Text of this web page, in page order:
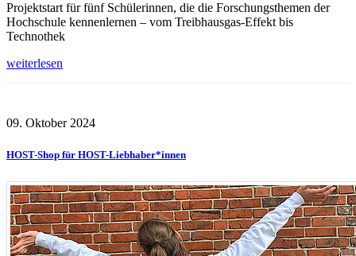
Projektstart für fünf Schülerinnen, die die Forschungsthemen der
Hochschule kennenlernen – vom Treibhausgas-Effekt bis
Technothek
weiterlesen
09. Oktober 2024
HOST-Shop für HOST-Liebhaber*innen